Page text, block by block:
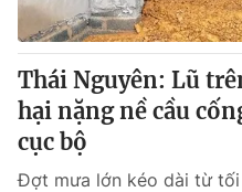
Phó Tổng Biên tập:Nguyễn Thị
Nguyễn Trọng Ninh
Tổng đài VTV:024.38 355
Ðiện thoại Thời báo VTV:
Email:toasoan@vtv.vn
Liên hệ quảng cáo:
024-
Thái Nguyên: Lũ
hại nặng nề cầu
cục bộ
Đợt mưa lớn kéo dài từ